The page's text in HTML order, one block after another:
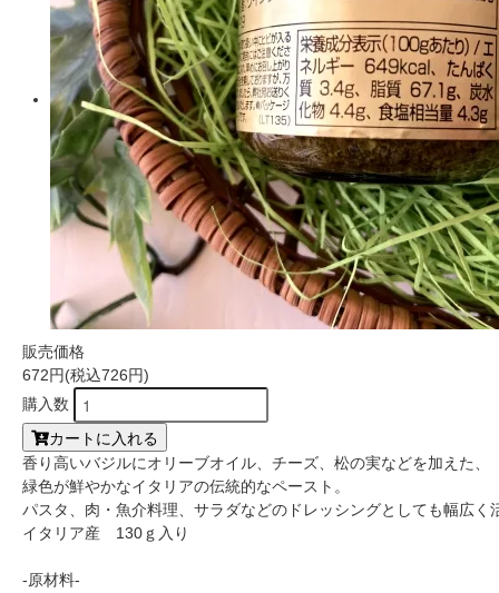
販売価格
672円(税込726円)
購入数
カートに入れる
香り高いバジルにオリーブオイル、チーズ、松の実などを加えた、
緑色が鮮やかなイタリアの伝統的なペースト。
パスタ、肉・魚介料理、サラダなどのドレッシングとしても幅広く
イタリア産 130ｇ入り
-原材料-